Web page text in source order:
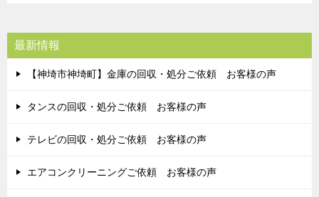
最新情報
【神埼市神埼町】金庫の回収・処分ご依頼 お客様の声
タンスの回収・処分ご依頼 お客様の声
テレビの回収・処分ご依頼 お客様の声
エアコンクリーニングご依頼 お客様の声